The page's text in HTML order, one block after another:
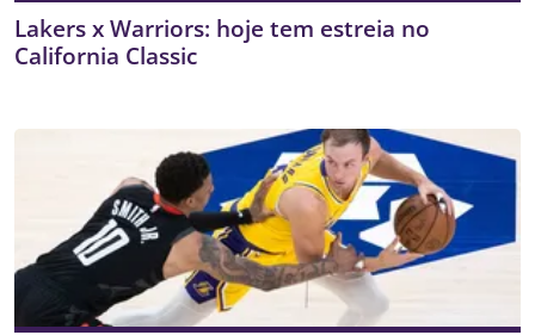
Lakers x Warriors: hoje tem estreia no
California Classic